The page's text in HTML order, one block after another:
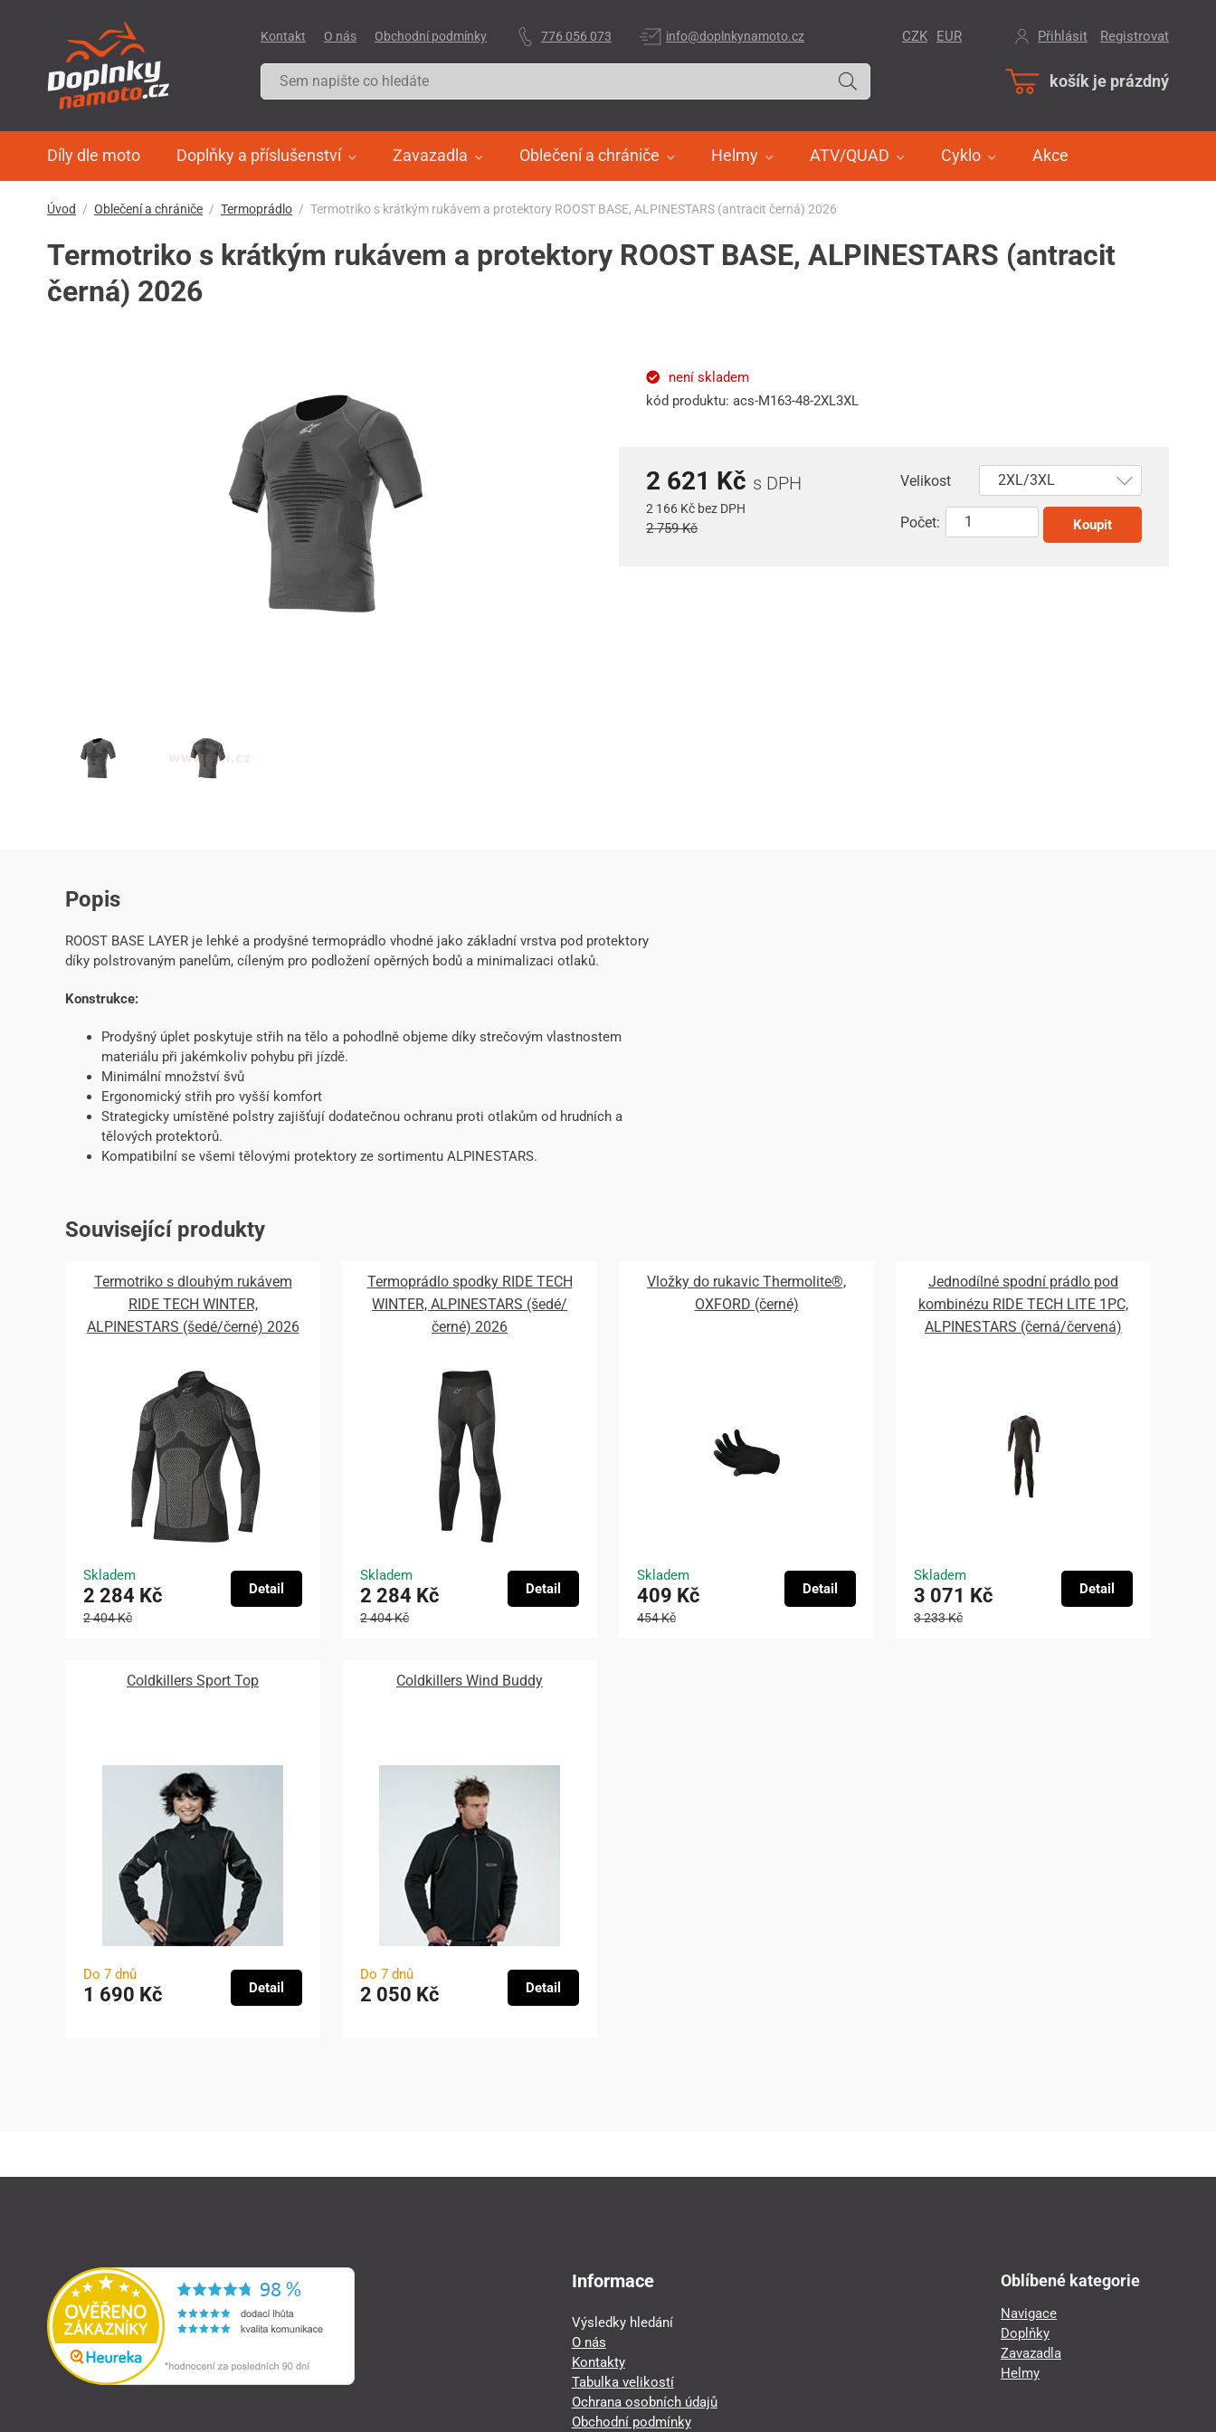
košík je prázdný
Díly dle moto Doplňky a příslušenství Zavazadla Oblečení a chrániče Helmy ATV/QUAD Cyklo Akce
CZK EUR Přihlásit Registrovat
Kontakt O nás Obchodní podmínky 776 056 073 info@doplnkynamoto.cz
Úvod Oblečení a chrániče Termoprádlo Termotriko s krátkým rukávem a protektory ROOST BASE, ALPINESTARS (antracit černá) 2026
Termotriko s krátkým rukávem a protektory ROOST BASE, ALPINESTARS (antracit
černá) 2026
není skladem
kód produktu: acs-M163-48-2XL3XL
2 621 Kč s DPH
2 166 Kč bez DPH
2 759 Kč
Velikost
Počet: Koupit
Popis
ROOST BASE LAYER je lehké a prodyšné termoprádlo vhodné jako základní vrstva pod protektory
díky polstrovaným panelům, cíleným pro podložení opěrných bodů a minimalizaci otlaků.
Konstrukce:
Prodyšný úplet poskytuje střih na tělo a pohodlně objeme díky strečovým vlastnostem
materiálu při jakémkoliv pohybu při jízdě.
Minimální množství švů
Ergonomický střih pro vyšší komfort
Strategicky umístěné polstry zajišťují dodatečnou ochranu proti otlakům od hrudních a
tělových protektorů.
Kompatibilní se všemi tělovými protektory ze sortimentu ALPINESTARS.
Související produkty
Termotriko s dlouhým rukávem
RIDE TECH WINTER,
ALPINESTARS (šedé/černé) 2026
Skladem
2 284 Kč
2 404 Kč
Detail
Termoprádlo spodky RIDE TECH
WINTER, ALPINESTARS (šedé/
černé) 2026
Skladem
2 284 Kč
2 404 Kč
Detail
Vložky do rukavic Thermolite®,
OXFORD (černé)
Skladem
409 Kč
454 Kč
Detail
Jednodílné spodní prádlo pod
kombinézu RIDE TECH LITE 1PC,
ALPINESTARS (černá/červená)
Skladem
3 071 Kč
3 233 Kč
Detail
Coldkillers Sport Top
Do 7 dnů
1 690 Kč Detail
Coldkillers Wind Buddy
Do 7 dnů
2 050 Kč Detail
Informace
Výsledky hledání
O nás
Kontakty
Tabulka velikostí
Ochrana osobních údajů
Obchodní podmínky
Oblíbené kategorie
Navigace
Doplňky
Zavazadla
Helmy